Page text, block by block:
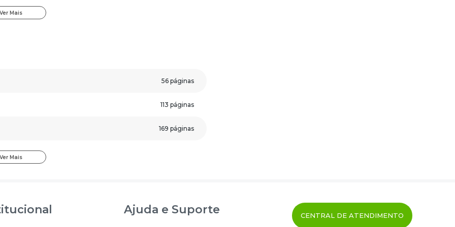
seus estudos.
algumas páginas da apostila.
Ver Mais
56 páginas
113 páginas
169 páginas
Ver Mais
Ajuda e Suporte CENTRAL DE ATENDIMENTO